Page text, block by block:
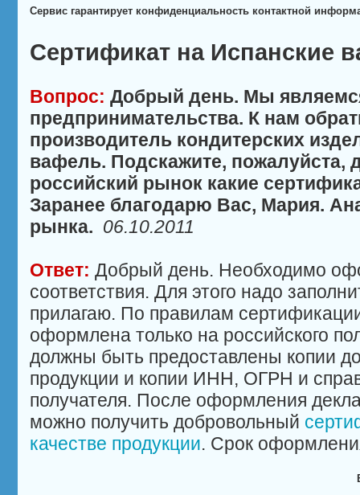
Сервис гарантирует конфиденциальность контактной
Сертификат на Испанские
Вопрос: Добрый день. Мы
предпринимательства. К нам
производитель кондитерских
вафель. Подскажите, пожалуйста,
российский рынок какие
Заранее благодарю Вас, Мария.
рынка. 06.10.2011
Ответ: Добрый день. Необходимо
соответствия. Для этого надо
прилагаю. По правилам
оформлена только на российского
должны быть предоставлены копии
продукции и копии ИНН, ОГРН и
получателя. После оформления
можно получить добровольный
качестве продукции. Срок